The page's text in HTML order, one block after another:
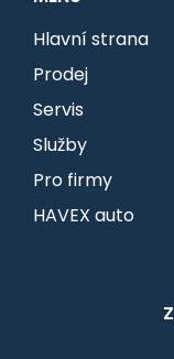
Hlavní strana
Prodej
Servis
Služby
Pro firmy
HAVEX auto